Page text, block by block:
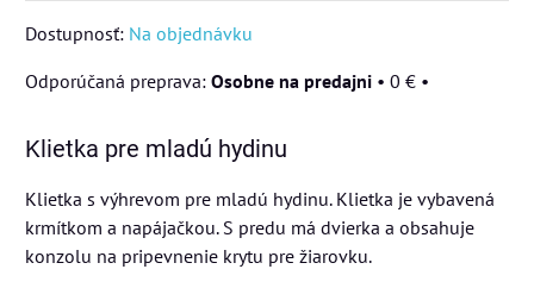
Dostupnosť: Na objednávku
Osobne na predajni • 0 € •
Klietka pre mladú hydinu
Klietka s výhrevom pre mladú hydinu. Klietka je vybavená
krmítkom a napájačkou. S predu má dvierka a obsahuje
konzolu na pripevnenie krytu pre žiarovku.